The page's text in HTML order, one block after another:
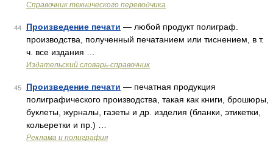
Справочник технического переводчика
44 Произведение печати — любой продукт полиграф.
производства, полученный печатанием или тиснением, в т.
ч. все издания …
Издательский словарь-справочник
45 Произведение печати — печатная продукция
полиграфического производства, такая как книги, брошюры,
буклеты, журналы, газеты и др. изделия (бланки, этикетки,
кольеретки и пр.) …
Реклама и полиграфия